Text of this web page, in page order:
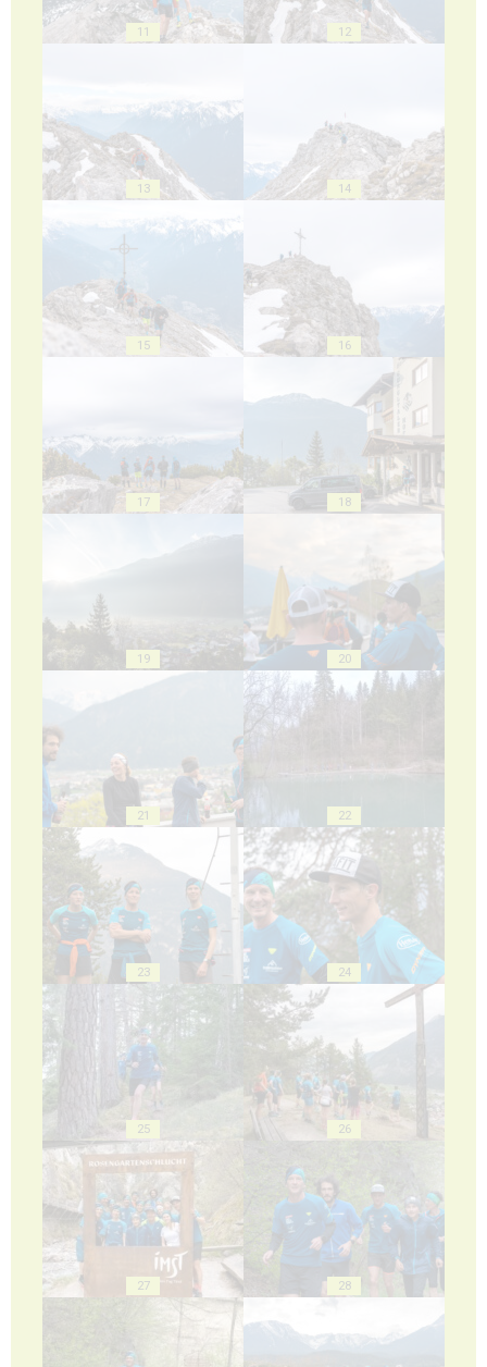
11 12
13 14
15 16
17 18
19 20
21 22
23 24
25 26
27 28